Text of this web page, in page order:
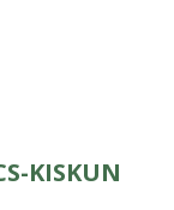
KISKUN